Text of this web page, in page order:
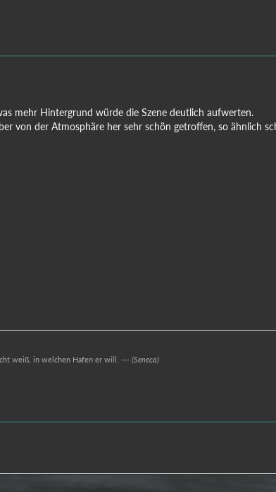
mehr Hintergrund würde die Szene deutlich aufwerten.
von der Atmosphäre her sehr schön getroffen, so ähnlich
weiß, in welchen Hafen er will. --- (Seneca)